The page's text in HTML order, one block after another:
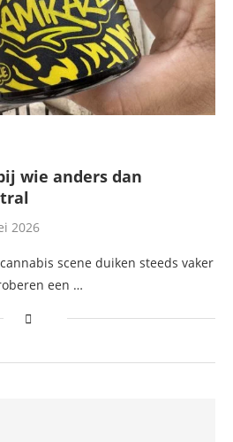
wie anders dan
2026
scene duiken steeds vaker
een …